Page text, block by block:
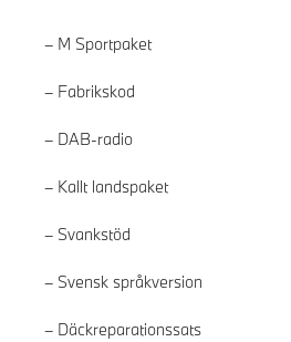
M Sportpaket
Fabrikskod
DAB-radio
Kallt landspaket
Svankstöd
Svensk språkversion
Däckreparationssats